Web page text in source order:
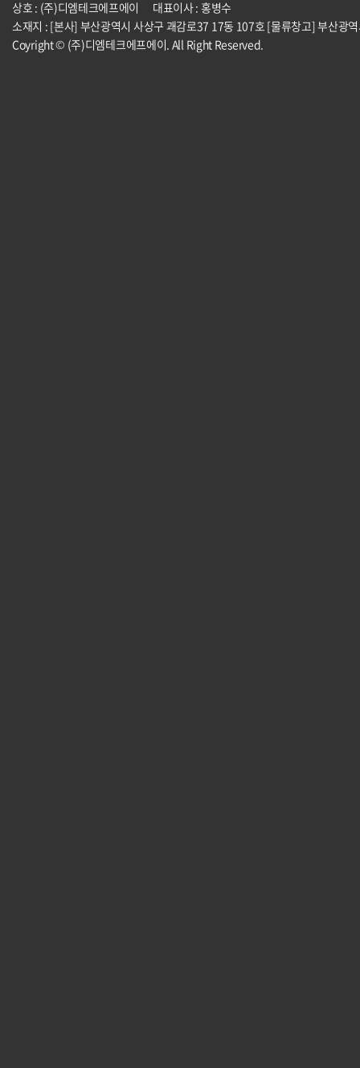
상호 : (주)디엠테크에프에이
대표이사 : 홍병수
소재지 : [본사] 부산광역시 사상구 괘감로37 17동 107호 [물류창고] 부산광
Coyright © (주)디엠테크에프에이. All Right Reserved.